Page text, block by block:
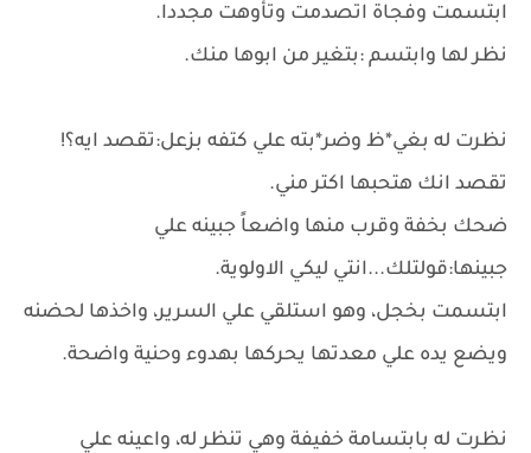
ابتسمت وفجاة اتصدمت وتأوهت مجددا.
نظر لها وابتسم :بتغير من ابوها منك.
نظرت له بغي*ظ وضر*بته علي كتفه بزعل:تقصد ايه؟!
تقصد انك هتحبها اكتر مني.
ضحك بخفة وقرب منها واضعاً جبينه علي
جبينها:قولتلك...انتي ليكي الاولوية.
ابتسمت بخجل، وهو استلقي علي السرير، واخذها لحضنه
ويضع يده علي معدتها يحركها بهدوء وحنية واضحة.
نظرت له بابتسامة خفيفة وهي تنظر له، واعينه علي